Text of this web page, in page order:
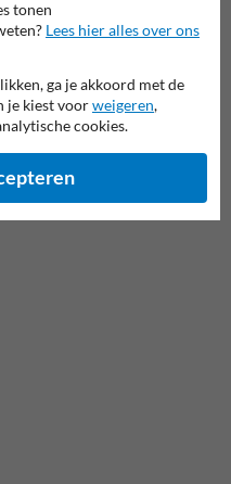
Verkeersspiegel Ø600mm acryl -
grote kijkhoek 180 graden
tonen
Lees hier alles over ons
ga je akkoord met de
je kiest voorweigeren,
cookies.